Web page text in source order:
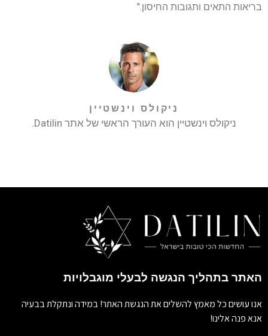
בריאות התאים ותגובות החיסון."
ניקולס וינשטיין
ניקולס וינשטיין הוא העורך הראשי של אתר Datilin.
האתר בתהליך הנגשה לבעלי מוגבלויות
אנו עושים כל מאמץ להשלים את הנגשת האתר! במידה ונתקלת בבעיה
אנא פנה אלינו!